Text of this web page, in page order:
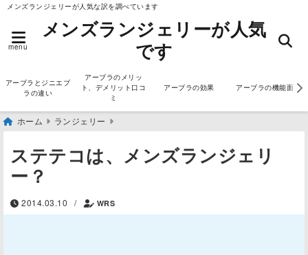
メンズランジェリーが人気な訳を調べています
menu
メンズランジェリーが人気
です
アーブラとジニエブ
ラの違い
アーブラのメリッ
ト、デメリット口コ
ミ
アーブラの効果 アーブラの機能面
ホーム ランジェリー
ステテコは、メンズランジェリ
ー？
2014.03.10 / WRS